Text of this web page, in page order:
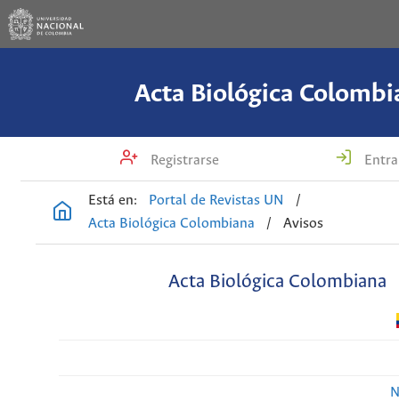
Acta Biológica
Registrarse
Está en: Portal de Revistas UN
/
Acta Biológica Colombiana
/ Avisos
Acta Biológica Colombiana